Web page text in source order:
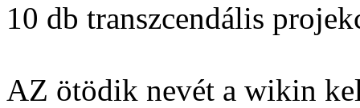
10 db transzcendális
AZ ötödik nevét a wikin